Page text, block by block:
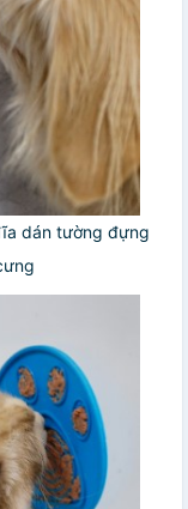
dán tường đựng